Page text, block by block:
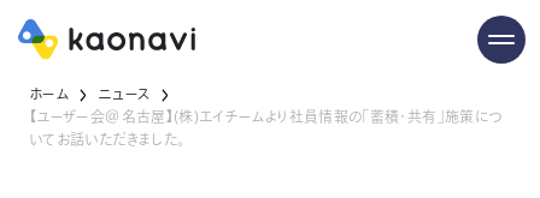
ホーム
ニュース
【ユーザー会＠名古屋】(株)エイチームより社員情報の「蓄積・共有」施策につ
いてお話いただきました。